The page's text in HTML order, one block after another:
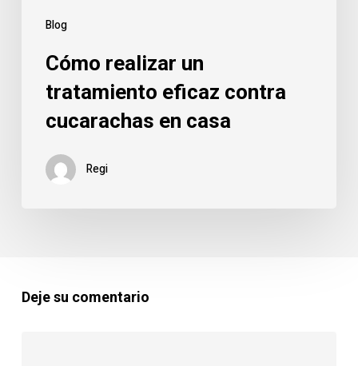
Blog
Cómo realizar un
tratamiento eficaz contra
cucarachas en casa
Regi
Deje su comentario